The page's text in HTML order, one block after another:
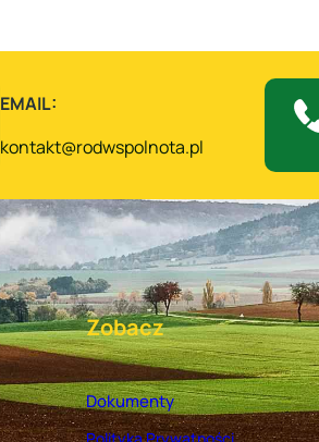
EMAIL:
kontakt@rodwspolnota.pl
Zobacz
Dokumenty